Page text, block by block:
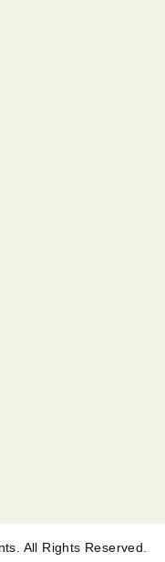
All Rights Reserved.